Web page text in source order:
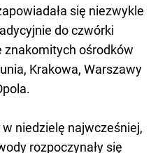
się niezwykle
do czwórki
znakomitych ośrodków
Krakowa, Warszawy
niedzielę najwcześniej,
rozpoczynały się